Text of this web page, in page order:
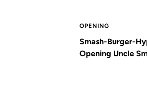
OPENING
Smash-Burger-
Opening Uncle